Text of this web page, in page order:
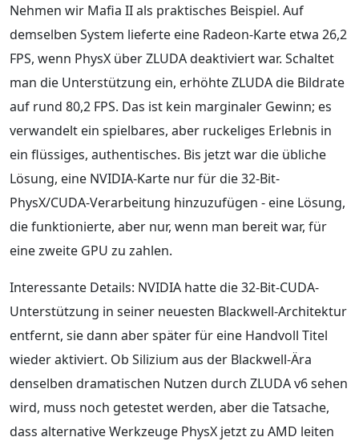
Nehmen wir Mafia II als praktisches Beispiel. Auf
demselben System lieferte eine Radeon-Karte etwa 26,2
FPS, wenn PhysX über ZLUDA deaktiviert war. Schaltet
man die Unterstützung ein, erhöhte ZLUDA die Bildrate
auf rund 80,2 FPS. Das ist kein marginaler Gewinn; es
verwandelt ein spielbares, aber ruckeliges Erlebnis in
ein flüssiges, authentisches. Bis jetzt war die übliche
Lösung, eine NVIDIA-Karte nur für die 32-Bit-
PhysX/CUDA-Verarbeitung hinzuzufügen - eine Lösung,
die funktionierte, aber nur, wenn man bereit war, für
eine zweite GPU zu zahlen.
Interessante Details: NVIDIA hatte die 32-Bit-CUDA-
Unterstützung in seiner neuesten Blackwell-Architektur
entfernt, sie dann aber später für eine Handvoll Titel
wieder aktiviert. Ob Silizium aus der Blackwell-Ära
denselben dramatischen Nutzen durch ZLUDA v6 sehen
wird, muss noch getestet werden, aber die Tatsache,
dass alternative Werkzeuge PhysX jetzt zu AMD leiten